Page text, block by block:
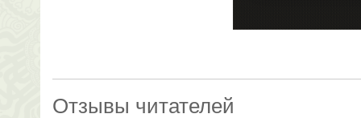
Отзывы читателей